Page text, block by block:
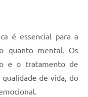
é essencial para a
quanto mental. Os
e o tratamento de
de vida, do